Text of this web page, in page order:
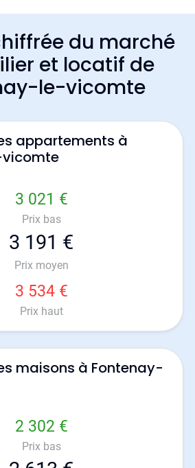
du marché
et locatif de
le-vicomte
appartements à
3 021 €
Prix bas
3 191 €
Prix moyen
3 534 €
Prix haut
maisons à Fontenay-
2 302 €
Prix bas